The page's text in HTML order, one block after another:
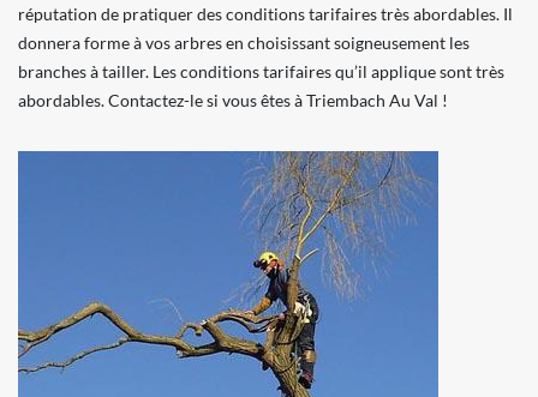
réputation de pratiquer des conditions tarifaires très abordables. Il
donnera forme à vos arbres en choisissant soigneusement les
branches à tailler. Les conditions tarifaires qu’il applique sont très
abordables. Contactez-le si vous êtes à Triembach Au Val !